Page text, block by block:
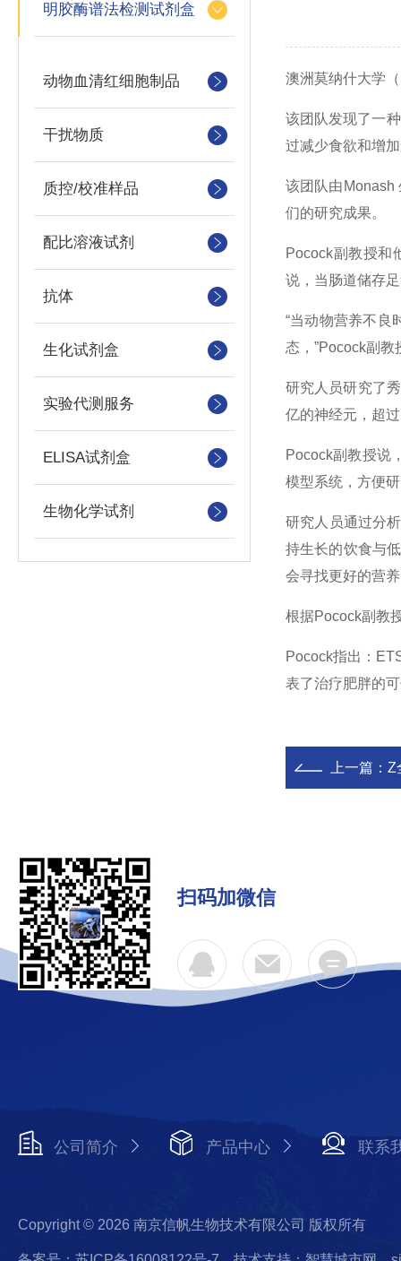
明胶酶谱法检测试剂盒
动物血清红细胞制品
干扰物质
质控/校准样品
配比溶液试剂
抗体
生化试剂盒
实验代测服务
ELISA试剂盒
生物化学试剂
澳洲莫纳什大学（
该团队发现了一
过减少食欲和增
该团队由 Monash
们的研究成果。
Pocock副教授和
说，当肠道储存
“当动物营养不良
态，”Pocock副教
研究人员研究了
亿的神经元，超过
Pocock副教授说
模型系统，方便
研究人员通过分
持生长的饮食与
会寻找更好的营
根据Pocock副教
Pocock指出：
表了治疗肥胖的
上一篇： Z
扫码加微信
公司简介 产品中心 联系
Copyright © 2026 南京信帆生物技术有限公司 版权所有